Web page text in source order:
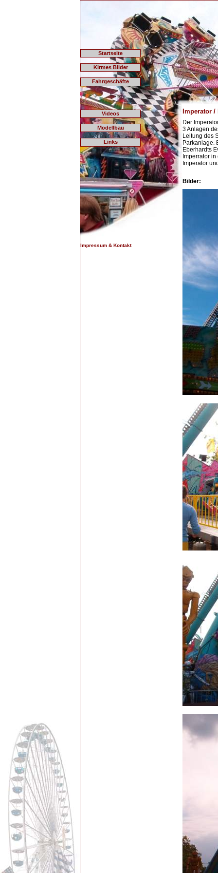
Startseite
Kirmes Bilder
Fahrgeschäfte
Videos
Modellbau
Links
Impressum & Kontakt
Imperator
Der
3 Anlagen
Leitung des
Parkanlage.
Eberhardts
Imperrator
Imperator
Bilder: